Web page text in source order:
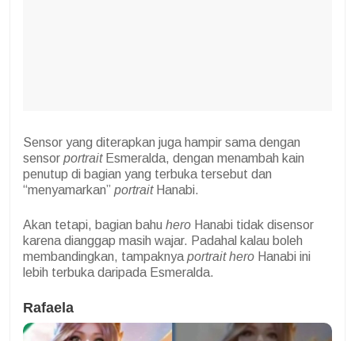
Sensor yang diterapkan juga hampir sama dengan
sensor portraitEsmeralda, dengan menambah kain
penutup di bagian yang terbuka tersebut dan
“menyamarkan” portraitHanabi.
Akan tetapi, bagian bahu hero Hanabi tidak disensor
karena dianggap masih wajar. Padahal kalau boleh
membandingkan, tampaknya portrait hero Hanabi ini
lebih terbuka daripada Esmeralda.
Rafaela